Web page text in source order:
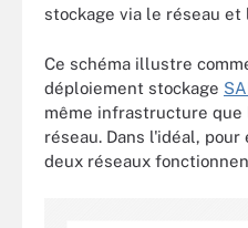
stockage via le réseau et
Ce schéma illustre
déploiement stockage
même infrastructure
réseau. Dans l'idéal,
deux réseaux